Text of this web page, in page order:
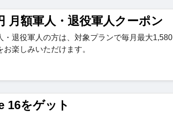
月額軍人・退役軍人クーポン
・退役軍人の方は、対象プランで毎月最大1,580
お楽しみいただけます。
16をゲット